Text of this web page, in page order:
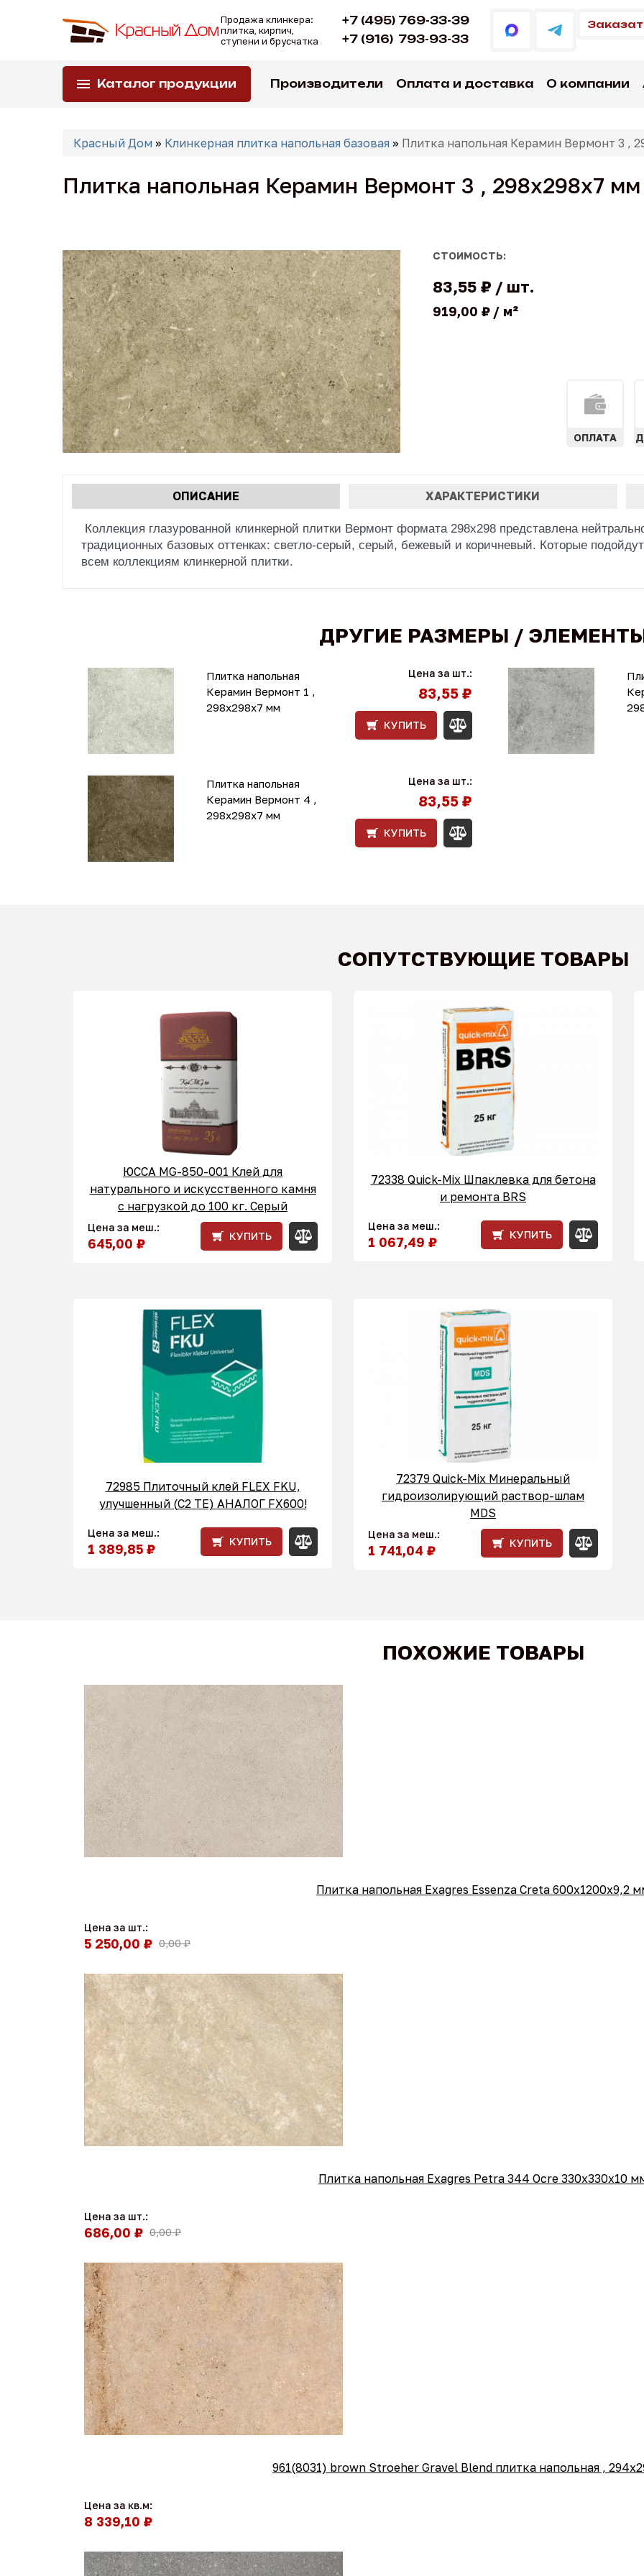
Продажа клинкера:
плитка, кирпич,
ступени и брусчатка
+7 (495) 769-33-39
+7 (916) 793-93-33
Каталог продукции Производители Оплата и доставка О компании
Вы
Красный Дом » Клинкерная плитка напольная базовая » Плитка напольная Керамин Вермонт 3 ,
Плитка напольная Керамин Вермонт 3 , 298х298х7 мм
СТОИМОСТЬ:
83,55 ₽ шт.
919,00 ₽ м²
ОПЛАТА
Характеристики
табы
ОПИСАНИЕ
ВКЛАДКА)
ХАРАКТЕРИСТИКИ
Коллекция глазурованной клинкерной плитки Вермонт формата 298х298 представлена
традиционных базовых оттенках: светло-серый, серый, бежевый и коричневый. Которые подойдут
всем коллекциям клинкерной плитки.
ДРУГИЕ РАЗМЕРЫ /
Плитка напольная
Керамин Вермонт 1 ,
298х298х7 мм
Цена за шт.:
83,55 ₽
КУПИТЬ
Плитка напольная
Керамин Вермонт 4 ,
298х298х7 мм
Цена за шт.:
83,55 ₽
КУПИТЬ
СОПУТСТВУЮЩИЕ ТОВАРЫ
ЮССА MG-850-001 Клей для
натурального и искусственного камня
с нагрузкой до 100 кг. Серый
Цена за меш.:
645,00 ₽ КУПИТЬ
72338 Quick-Mix Шпаклевка для бетона
и ремонта BRS
Цена за меш.:
1 067,49 ₽ КУПИТЬ
72985 Плиточный клей FLEX FKU,
улучшенный (С2 ТЕ) АНАЛОГ FX600!
Цена за меш.:
1 389,85 ₽ КУПИТЬ
72379 Quick-Mix Минеральный
гидроизолирующий раствор-шлам
MDS
Цена за меш.:
1 741,04 ₽ КУПИТЬ
ПОХОЖИЕ ТОВАРЫ
Плитка напольная Exagres Essenza Creta 600х1200х9,2
Цена за шт.:
5 250,00 ₽ 0,00 ₽
Плитка напольная Exagres Petra 344 Ocre 330х330х10
Цена за шт.:
686,00 ₽ 0,00 ₽
961(8031) brown Stroeher Gravel Blend плитка напольная ,
Цена за кв.м:
8 339,10 ₽